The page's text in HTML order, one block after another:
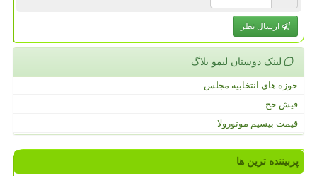
ارسال نظر
لینک دوستان لیمو بلاگ
حوزه های انتخابیه مجلس
فیش حج
قیمت بیسیم موتورولا
پربیننده ترین ها